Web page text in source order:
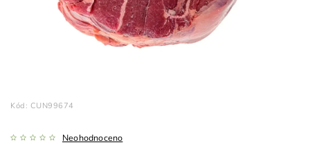
Kód: CUN99674
Neohodnoceno